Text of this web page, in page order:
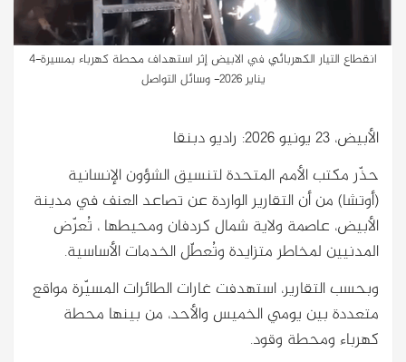
انقطاع التيار الكهربائي في الابيض إثر استهداف محطة كهرباء بمسيرة-4
يناير 2026- وسائل التواصل
الأبيض، 23 يونيو 2026: راديو دبنقا
حذّر مكتب الأمم المتحدة لتنسيق الشؤون الإنسانية
(أوتشا) من أن التقارير الواردة عن تصاعد العنف في مدينة
الأبيض، عاصمة ولاية شمال كردفان ومحيطها ، تُعرّض
المدنيين لمخاطر متزايدة وتُعطّل الخدمات الأساسية.
وبحسب التقارير، استهدفت غارات الطائرات المسيّرة مواقع
متعددة بين يومي الخميس والأحد، من بينها محطة
كهرباء ومحطة وقود.